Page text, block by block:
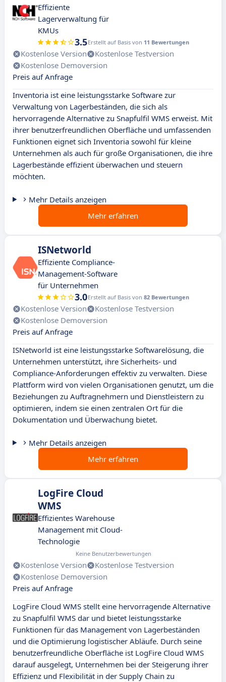
Effiziente
Lagerverwaltung für
KMUs
3.5Erstellt auf Basis von 11 Bewertungen
Kostenlose Version
Kostenlose Testversion
Kostenlose Demoversion
Preis auf Anfrage
Inventoria ist eine leistungsstarke Software zur
Verwaltung von Lagerbeständen, die sich als
hervorragende Alternative zu Snapfulfil WMS erweist. Mit
ihrer benutzerfreundlichen Oberfläche und umfassenden
Funktionen eignet sich Inventoria sowohl für kleine
Unternehmen als auch für große Organisationen, die ihre
Lagerbestände effizient überwachen und steuern
möchten.
Mehr Details anzeigen
Mehr erfahren
ISNetworld
Effiziente Compliance-
Management-Software
für Unternehmen
3.0Erstellt auf Basis von 82 Bewertungen
Kostenlose Version
Kostenlose Testversion
Kostenlose Demoversion
Preis auf Anfrage
ISNetworld ist eine leistungsstarke Softwarelösung, die
Unternehmen unterstützt, ihre Sicherheits- und
Compliance-Anforderungen effektiv zu verwalten. Diese
Plattform wird von vielen Organisationen genutzt, um die
Beziehungen zu Auftragnehmern und Dienstleistern zu
optimieren, indem sie einen zentralen Ort für die
Dokumentation und Überwachung bietet.
Mehr Details anzeigen
Mehr erfahren
LogFire Cloud
WMS
Effizientes Warehouse
Management mit Cloud-
Technologie
Keine Benutzerbewertungen
Kostenlose Version
Kostenlose Testversion
Kostenlose Demoversion
Preis auf Anfrage
LogFire Cloud WMS stellt eine hervorragende Alternative
zu Snapfulfil WMS dar und bietet leistungsstarke
Funktionen für das Management von Lagerbeständen
und die Optimierung logistischer Abläufe. Durch seine
benutzerfreundliche Oberfläche ist LogFire Cloud WMS
darauf ausgelegt, Unternehmen bei der Steigerung ihrer
Effizienz und Flexibilität in der Supply Chain zu